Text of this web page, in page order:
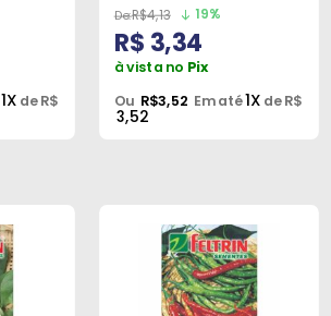
1X de R$
R$4,13 19%
R$ 3,34
à vista no Pix
Ou R$3,52 Em até1X de R$
3,52